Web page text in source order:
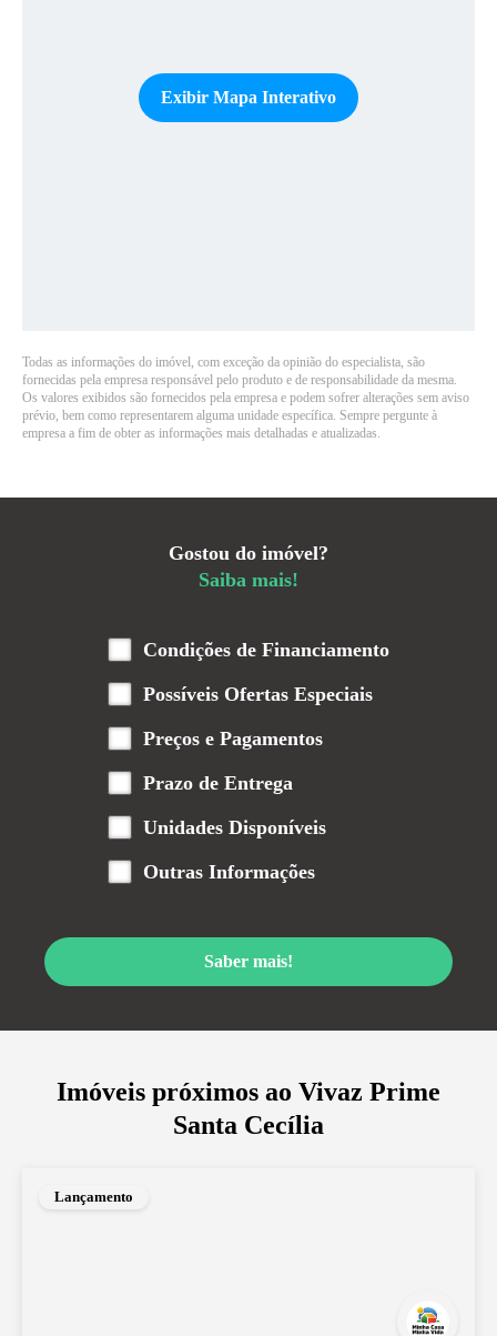
Exibir Mapa Interativo
Todas as informações do imóvel, com exceção da opinião do especialista, são
fornecidas pela empresa responsável pelo produto e de responsabilidade da mesma.
Os valores exibidos são fornecidos pela empresa e podem sofrer alterações sem aviso
prévio, bem como representarem alguma unidade específica. Sempre pergunte à
empresa a fim de obter as informações mais detalhadas e atualizadas.
Gostou do imóvel?
Saiba mais!
Condições de Financiamento
Possíveis Ofertas Especiais
Preços e Pagamentos
Prazo de Entrega
Unidades Disponíveis
Outras Informações
Saber mais!
Imóveis próximos ao Vivaz Prime
Santa Cecília
Lançamento